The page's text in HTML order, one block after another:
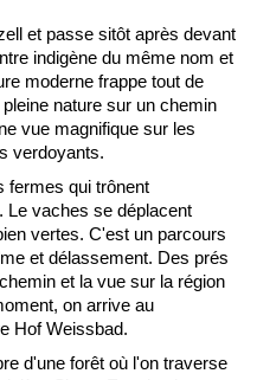
et passe sitôt après devant
indigène du même nom et
moderne frappe tout de
nature sur un chemin
vue magnifique sur les
verdoyants.
fermes qui trônent
Le vaches se déplacent
vertes. C'est un parcours
et délassement. Des prés
et la vue sur la région
on arrive au
Hof Weissbad.
d'une forêt où l'on traverse